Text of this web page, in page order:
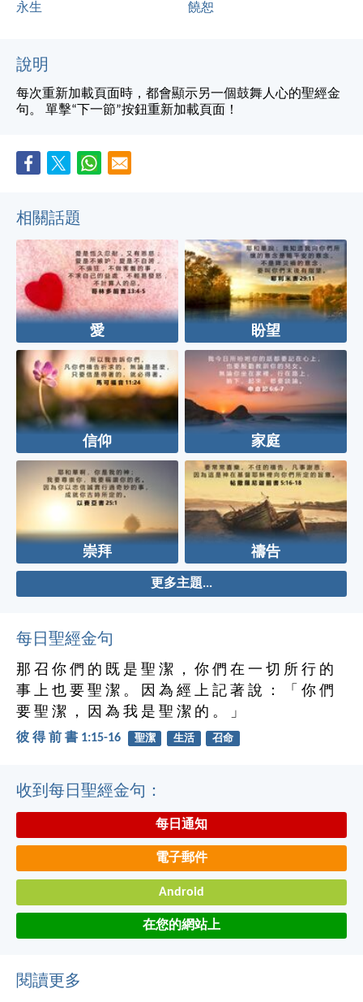
永生
饒恕
說明
每次重新加載頁面時，都會顯示另一個鼓舞人心的聖經金
句。 單擊“下一節”按鈕重新加載頁面！
相關話題
愛 盼望
信仰 家庭
崇拜 禱告
更多主題...
每日聖經金句
那 召 你 們 的 既 是 聖 潔 ， 你 們 在 一 切 所 行 的
事 上 也 要 聖 潔 。 因 為 經 上 記 著 說 ： 「 你 們
要 聖 潔 ， 因 為 我 是 聖 潔 的 。 」
彼 得 前 書 1:15-16 聖潔 生活 召命
收到每日聖經金句：
每日通知
電子郵件
Android
在您的網站上
閱讀更多